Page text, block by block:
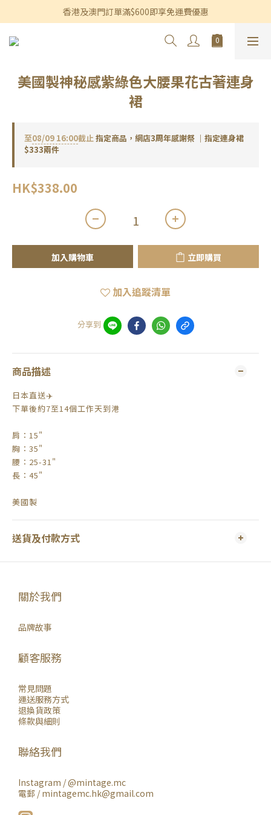
香港及澳門訂單滿$600即享免運費優惠
香港及澳門訂單滿$600即享免運費優惠
3個月內買滿$1,200可享永久九折優惠
美國製神秘感紫綠色大腰果花古著連身
裙
至08/09 16:00截止指定商品，網店3周年感謝祭 ｜指定連身裙
$333兩件
HK$338.00
加入購物車 立即購買
加入追蹤清單
分享到
商品描述
日本直送✈️
下單後約7至14個工作天到港
肩：15"
胸：35"
腰：25-31"
長：45"
美國製
送貨及付款方式
關於我們
品牌故事
顧客服務
常見問題
運送服務方式
退換貨政策
條款與細則
聯絡我們
Instagram /@mintage.mc
電郵 / mintagemc.hk@gmail.com